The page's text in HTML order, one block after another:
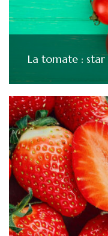
La tomate : star